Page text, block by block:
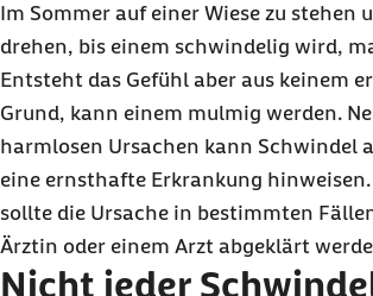
Im Sommer auf einer Wiese zu stehen
drehen, bis einem schwindelig wird,
Entsteht das Gefühl aber aus keinem
Grund, kann einem mulmig werden.
harmlosen Ursachen kann Schwindel
eine ernsthafte Erkrankung
sollte die Ursache in bestimmten
Ärztin oder einem Arzt abgeklärt
Nicht jeder